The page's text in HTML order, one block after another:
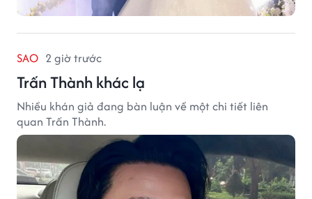
SAO 2 giờ trước
Trấn Thành khác lạ
Nhiều khán giả đang bàn luận về một chi tiết liên
quan Trấn Thành.